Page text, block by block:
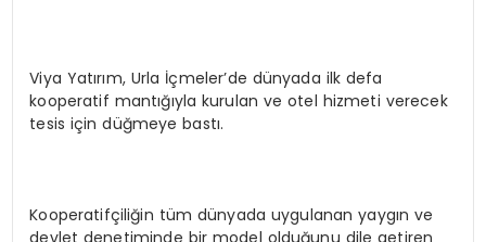
Viya Yatırım, Urla İçmeler’de dünyada ilk defa
kooperatif mantığıyla kurulan ve otel hizmeti verecek
tesis için düğmeye bastı.
Kooperatifçiliğin tüm dünyada uygulanan yaygın ve